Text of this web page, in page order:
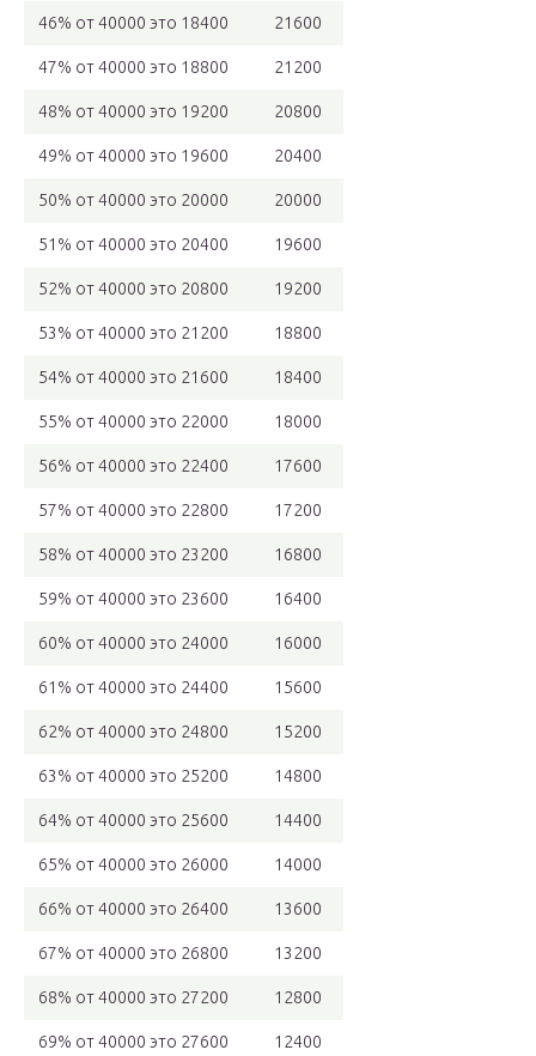
46% от 40000 это 18400 21600
47% от 40000 это 18800 21200
48% от 40000 это 19200 20800
49% от 40000 это 19600 20400
50% от 40000 это 20000 20000
51% от 40000 это 20400 19600
52% от 40000 это 20800 19200
53% от 40000 это 21200 18800
54% от 40000 это 21600 18400
55% от 40000 это 22000 18000
56% от 40000 это 22400 17600
57% от 40000 это 22800 17200
58% от 40000 это 23200 16800
59% от 40000 это 23600 16400
60% от 40000 это 24000 16000
61% от 40000 это 24400 15600
62% от 40000 это 24800 15200
63% от 40000 это 25200 14800
64% от 40000 это 25600 14400
65% от 40000 это 26000 14000
66% от 40000 это 26400 13600
67% от 40000 это 26800 13200
68% от 40000 это 27200 12800
69% от 40000 это 27600 12400